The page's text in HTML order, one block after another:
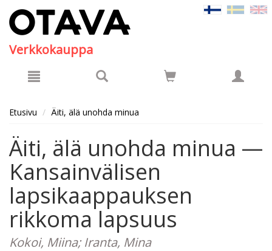
Verkkokauppa
Etusivu Äiti, älä unohda minua
Äiti, älä unohda minua —
Kansainvälisen
lapsikaappauksen
rikkoma lapsuus
Kokoi, Miina; Iranta, Mina